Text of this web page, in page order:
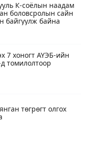
К-соёлын наадам
боловсролын сайн
байгуулж байна
7 хоногт АҮЭБ-ийн
томилолтоор
төгрөгт олгох